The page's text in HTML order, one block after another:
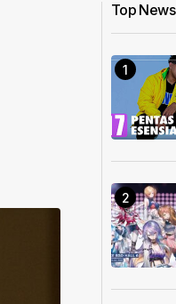
Top News